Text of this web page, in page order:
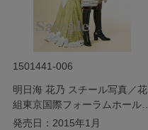
1501441-006
明日海 花乃 スチール写真／花
組東京国際フォーラムホールC
公演『Ernest in Love』
発売日：2015年1月